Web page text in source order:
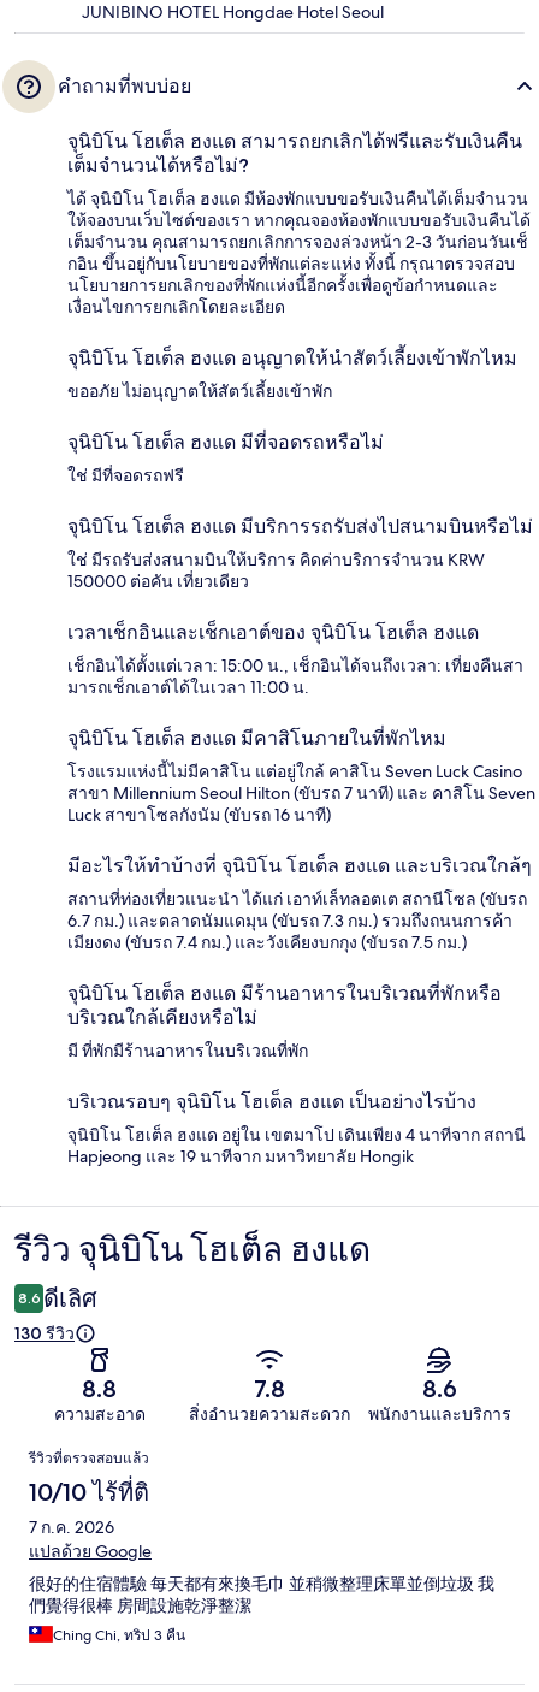
JUNIBINO HOTEL Hongdae Hotel Seoul
คำถามที่พบบ่อย
จุนิบิโน โฮเต็ล ฮงแด สามารถยกเลิกได้ฟรีและรับเงินคืน
เต็มจำนวนได้หรือไม่?
ได้ จุนิบิโน โฮเต็ล ฮงแด มีห้องพักแบบขอรับเงินคืนได้เต็มจำนวน
ให้จองบนเว็บไซต์ของเรา หากคุณจองห้องพักแบบขอรับเงินคืนได้
เต็มจำนวน คุณสามารถยกเลิกการจองล่วงหน้า 2-3 วันก่อนวันเช็
กอิน ขึ้นอยู่กับนโยบายของที่พักแต่ละแห่ง ทั้งนี้ กรุณาตรวจสอบ
นโยบายการยกเลิกของที่พักแห่งนี้อีกครั้งเพื่อดูข้อกำหนดและ
เงื่อนไขการยกเลิกโดยละเอียด
จุนิบิโน โฮเต็ล ฮงแด อนุญาตให้นำสัตว์เลี้ยงเข้าพักไหม
ขออภัย ไม่อนุญาตให้สัตว์เลี้ยงเข้าพัก
จุนิบิโน โฮเต็ล ฮงแด มีที่จอดรถหรือไม่
ใช่ มีที่จอดรถฟรี
จุนิบิโน โฮเต็ล ฮงแด มีบริการรถรับส่งไปสนามบินหรือไม่
ใช่ มีรถรับส่งสนามบินให้บริการ คิดค่าบริการจำนวน KRW
150000 ต่อคัน เที่ยวเดียว
เวลาเช็กอินและเช็กเอาต์ของ จุนิบิโน โฮเต็ล ฮงแด
เช็กอินได้ตั้งแต่เวลา: 15:00 น., เช็กอินได้จนถึงเวลา: เที่ยงคืนสา
มารถเช็กเอาต์ได้ในเวลา 11:00 น.
จุนิบิโน โฮเต็ล ฮงแด มีคาสิโนภายในที่พักไหม
โรงแรมแห่งนี้ไม่มีคาสิโน แต่อยู่ใกล้ คาสิโน Seven Luck Casino
สาขา Millennium Seoul Hilton (ขับรถ 7 นาที) และ คาสิโน Seven
Luck สาขาโซลกังนัม (ขับรถ 16 นาที)
มีอะไรให้ทำบ้างที่ จุนิบิโน โฮเต็ล ฮงแด และบริเวณใกล้ๆ
สถานที่ท่องเที่ยวแนะนำ ได้แก่ เอาท์เล็ทลอตเต สถานีโซล (ขับรถ
6.7 กม.) และตลาดนัมแดมุน (ขับรถ 7.3 กม.) รวมถึงถนนการค้า
เมียงดง (ขับรถ 7.4 กม.) และวังเคียงบกกุง (ขับรถ 7.5 กม.)
จุนิบิโน โฮเต็ล ฮงแด มีร้านอาหารในบริเวณที่พักหรือ
บริเวณใกล้เคียงหรือไม่
มี ที่พักมีร้านอาหารในบริเวณที่พัก
บริเวณรอบๆ จุนิบิโน โฮเต็ล ฮงแด เป็นอย่างไรบ้าง
จุนิบิโน โฮเต็ล ฮงแด อยู่ใน เขตมาโป เดินเพียง 4 นาทีจาก สถานี
Hapjeong และ 19 นาทีจาก มหาวิทยาลัย Hongik
รีวิว
รีวิว จุนิบิโน โฮเต็ล ฮงแด
8.6 ดีเลิศ
130 รีวิว
8.8
ความสะอาด
7.8
สิ่งอำนวยความสะดวก
8.6
พนักงานและบริการ
รีวิว
รีวิวที่ตรวจสอบแล้ว
10/10 ไร้ที่ติ
7 ก.ค. 2026
แปลด้วย Google
很好的住宿體驗 每天都有來換毛巾 並稍微整理床單並倒垃圾 我
們覺得很棒 房間設施乾淨整潔
Ching Chi, ทริป 3 คืน